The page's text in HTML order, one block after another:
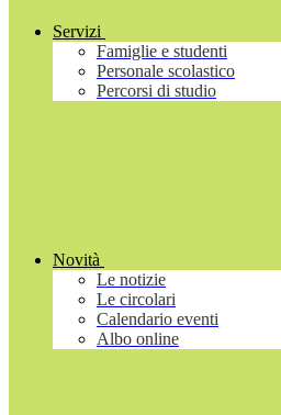
Servizi
Famiglie e studenti
Personale scolastico
Percorsi di studio
Novità
Le notizie
Le circolari
Calendario eventi
Albo online